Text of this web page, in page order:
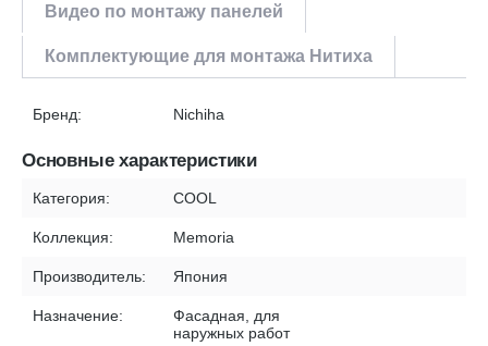
Видео по монтажу панелей
Комплектующие для монтажа Нитиха
Бренд: Nichiha
Основные характеристики
Категория: COOL
Коллекция: Memoria
Производитель: Япония
Назначение:
Фасадная, для
наружных работ